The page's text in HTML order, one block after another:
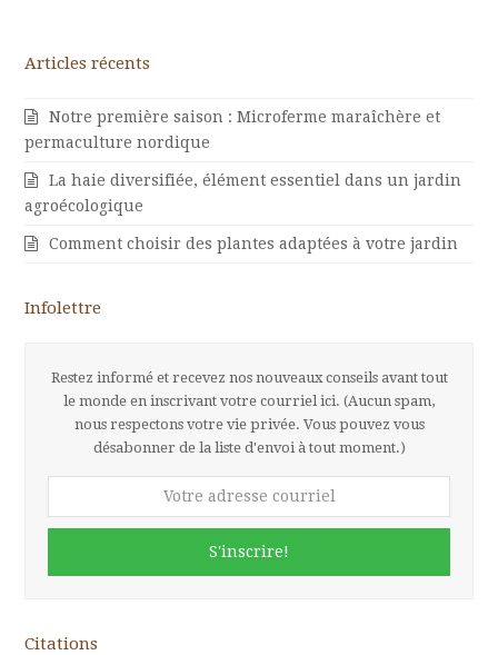
Articles récents
Notre première saison : Microferme maraîchère et
permaculture nordique
La haie diversifiée, élément essentiel dans un jardin
agroécologique
Comment choisir des plantes adaptées à votre jardin
Infolettre
Restez informé et recevez nos nouveaux conseils avant tout
le monde en inscrivant votre courriel ici. (Aucun spam,
nous respectons votre vie privée. Vous pouvez vous
désabonner de la liste d'envoi à tout moment.)
adresse
S'inscrire!
Citations